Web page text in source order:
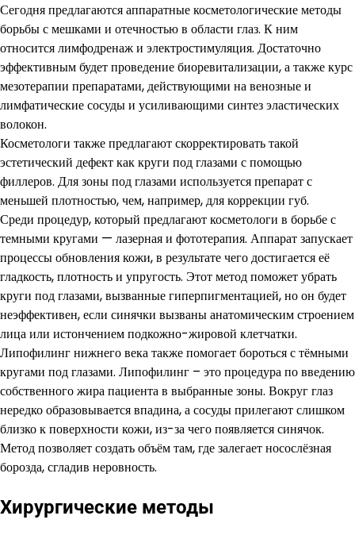
Сегодня предлагаются аппаратные косметологические методы
борьбы с мешками и отечностью в области глаз. К ним
относится лимфодренаж и электростимуляция. Достаточно
эффективным будет проведение биоревитализации, а также курс
мезотерапии препаратами, действующими на венозные и
лимфатические сосуды и усиливающими синтез эластических
волокон.
Косметологи также предлагают скорректировать такой
эстетический дефект как круги под глазами с помощью
филлеров. Для зоны под глазами используется препарат с
меньшей плотностью, чем, например, для коррекции губ.
Среди процедур, который предлагают косметологи в борьбе с
темными кругами — лазерная и фототерапия. Аппарат запускает
процессы обновления кожи, в результате чего достигается её
гладкость, плотность и упругость. Этот метод поможет убрать
круги под глазами, вызванные гиперпигментацией, но он будет
неэффективен, если синячки вызваны анатомическим строением
лица или истончением подкожно-жировой клетчатки.
Липофилинг нижнего века также помогает бороться с тёмными
кругами под глазами. Липофилинг – это процедура по введению
собственного жира пациента в выбранные зоны. Вокруг глаз
нередко образовывается впадина, а сосуды прилегают слишком
близко к поверхности кожи, из-за чего появляется синячок.
Метод позволяет создать объём там, где залегает носослёзная
борозда, сгладив неровность.
Хирургические методы